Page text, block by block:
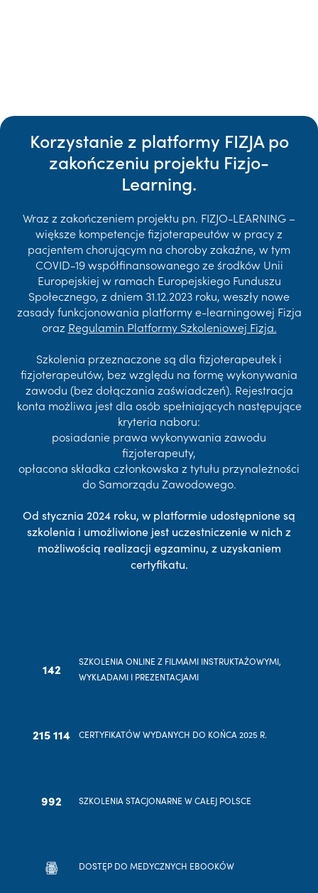
Korzystanie z platformy FIZJA po
zakończeniu projektu Fizjo-
Learning.
Wraz z zakończeniem projektu pn. FIZJO-LEARNING –
większe kompetencje fizjoterapeutów w pracy z
pacjentem chorującym na choroby zakaźne, w tym
COVID-19 współfinansowanego ze środków Unii
Europejskiej w ramach Europejskiego Funduszu
Społecznego, z dniem 31.12.2023 roku, weszły nowe
zasady funkcjonowania platformy e-learningowej Fizja
oraz Regulamin Platformy Szkoleniowej Fizja.
Szkolenia przeznaczone są dla fizjoterapeutek i
fizjoterapeutów, bez względu na formę wykonywania
zawodu (bez dołączania zaświadczeń). Rejestracja
konta możliwa jest dla osób spełniających następujące
kryteria naboru:
posiadanie prawa wykonywania zawodu
fizjoterapeuty,
opłacona składka członkowska z tytułu przynależności
do Samorządu Zawodowego.
Od stycznia 2024 roku, w platformie udostępnione są
szkolenia i umożliwione jest uczestniczenie w nich z
możliwością realizacji egzaminu, z uzyskaniem
certyfikatu.
142
SZKOLENIA ONLINE Z FILMAMI INSTRUKTAŻOWYMI,
WYKŁADAMI I PREZENTACJAMI
215 114 CERTYFIKATÓW WYDANYCH DO KOŃCA 2025 R.
992 SZKOLENIA STACJONARNE W CAŁEJ POLSCE
DOSTĘP DO MEDYCZNYCH EBOOKÓW